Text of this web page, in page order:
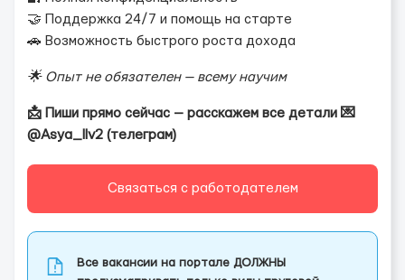
🤝 Поддержка 24/7 и помощь на старте
🚗 Возможность быстрого роста дохода
🌟 Опыт не обязателен — всему научим
📩 Пиши прямо сейчас — расскажем все детали 💌
@Asya_llv2 (телеграм)
Связаться с работодателем
Все вакансии на портале ДОЛЖНЫ